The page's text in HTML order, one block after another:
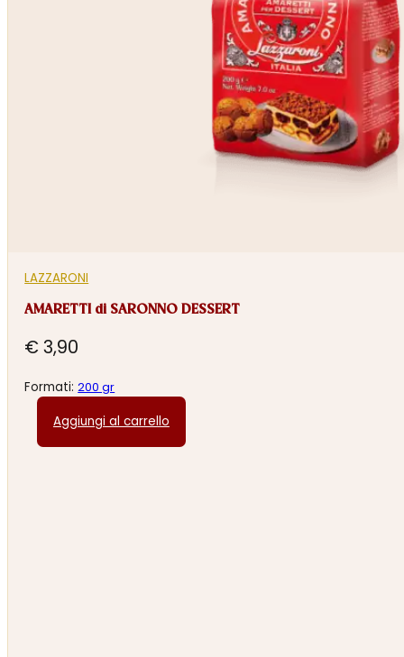
LAZZARONI
AMARETTI di SARONNO DESSERT
€3,90
Formati:200 gr
Aggiungi al carrello